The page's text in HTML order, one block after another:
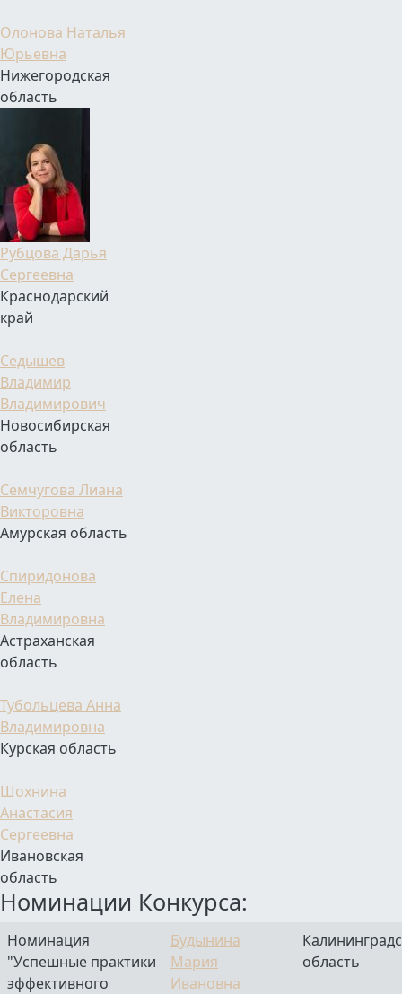
Олонова Наталья
Юрьевна
Нижегородская
область
Рубцова Дарья
Сергеевна
Краснодарский
край
Седышев
Владимир
Владимирович
Новосибирская
область
Семчугова Лиана
Викторовна
Амурская область
Спиридонова
Елена
Владимировна
Астраханская
область
Тубольцева Анна
Владимировна
Курская область
Шохнина
Анастасия
Сергеевна
Ивановская
область
Номинации Конкурса:
Номинация
"Успешные практики
эффективного
Будынина
Мария
Ивановна
область